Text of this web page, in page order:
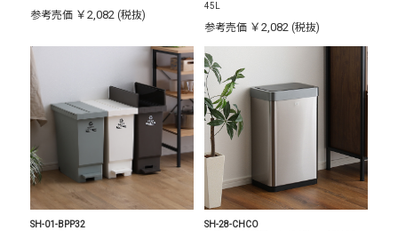
参考売価 ￥2,082 (税抜)
45L
参考売価 ￥2,082 (税抜)
SH-01-BPP32
SH-28-CHCO